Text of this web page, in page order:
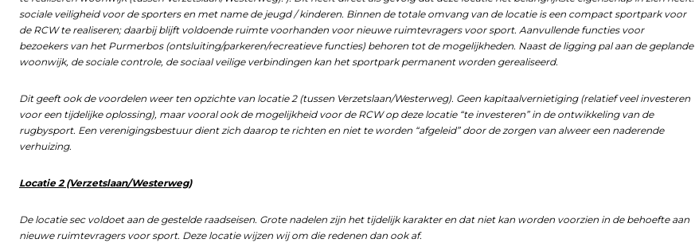
sociale veiligheid voor de sporters en met name de jeugd / kinderen. Binnen de totale omvang van de locatie is een compact sportpark voor
de RCW te realiseren; daarbij blijft voldoende ruimte voorhanden voor nieuwe ruimtevragers voor sport. Aanvullende functies voor
bezoekers van het Purmerbos (ontsluiting/parkeren/recreatieve functies) behoren tot de mogelijkheden. Naast de ligging pal aan de geplande
woonwijk, de sociale controle, de sociaal veilige verbindingen kan het sportpark permanent worden gerealiseerd.
Dit geeft ook de voordelen weer ten opzichte van locatie 2 (tussen Verzetslaan/Westerweg). Geen kapitaalvernietiging (relatief veel investeren
voor een tijdelijke oplossing), maar vooral ook de mogelijkheid voor de RCW op deze locatie “te investeren” in de ontwikkeling van de
rugbysport. Een verenigingsbestuur dient zich daarop te richten en niet te worden “afgeleid” door de zorgen van alweer een naderende
verhuizing.
Locatie 2 (Verzetslaan/Westerweg)
De locatie sec voldoet aan de gestelde raadseisen. Grote nadelen zijn het tijdelijk karakter en dat niet kan worden voorzien in de behoefte aan
nieuwe ruimtevragers voor sport. Deze locatie wijzen wij om die redenen dan ook af.